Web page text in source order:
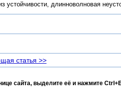
устойчивости, длинноволновая
статья >>
сайта, выделите её и нажмите